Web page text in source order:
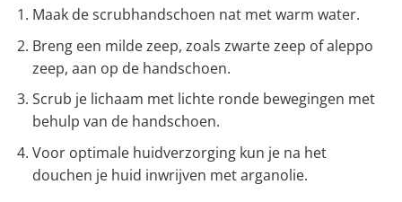
Maak de scrubhandschoen nat met warm water.
Breng een milde zeep, zoals zwarte zeep of aleppo
zeep, aan op de handschoen.
Scrub je lichaam met lichte ronde bewegingen met
behulp van de handschoen.
Voor optimale huidverzorging kun je na het
douchen je huid inwrijven met arganolie.